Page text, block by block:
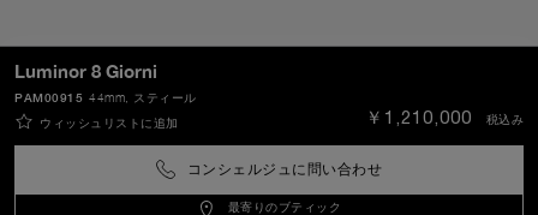
Luminor 8 Giorni
44mm , スティール
PAM00915
ウィッシュリストに追加 ￥1,210,000 税込み
コンシェルジュに問い合わせ
最寄りのブティック
送信
Japan(JPY ￥)- JA